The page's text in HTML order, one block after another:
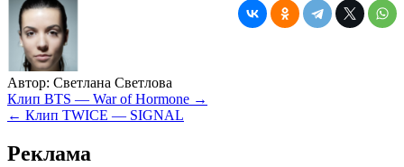
Автор: Светлана Светлова
Навигация
по
записям
Клип BTS — War of Hormone →
← Клип TWICE — SIGNAL
Реклама